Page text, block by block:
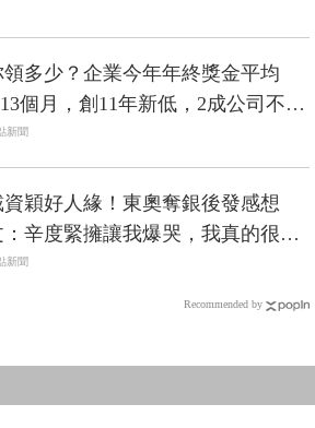
領多少？企業今年年終獎金平均
個月，創11年新低，2成公司不發
終
新聞
資穎好人緣！東奧奪銀後發感想
：辛度緊擁讓我爆哭，我真的很努
！
新聞
Recommended by